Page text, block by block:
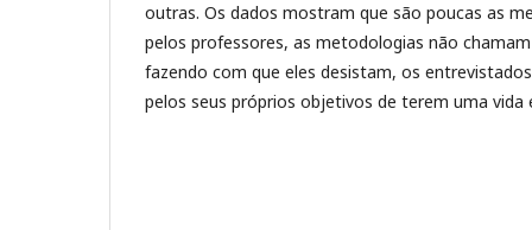
outras. Os dados mostram que são poucas as
pelos professores, as metodologias não
fazendo com que eles desistam, os
pelos seus próprios objetivos de terem uma vida